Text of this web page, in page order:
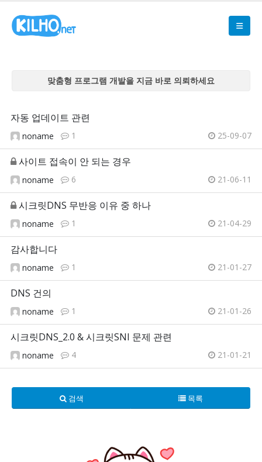
맞춤형 프로그램 개발을 지금 바로 의뢰하세요
맞춤형 프로그램 개발을 지금 바로 의뢰하세요
맞춤형 프로그램 개발을 지금 바로 의뢰하세요
자동 업데이트 관련
noname 1 25-09-07
사이트 접속이 안 되는 경우
noname 6 21-06-11
시크릿DNS 무반응 이유 중 하나
noname 1 21-04-29
감사합니다
noname 1 21-01-27
DNS 건의
noname 1 21-01-26
시크릿DNS_2.0 & 시크릿SNI 문제 관련
noname 4 21-01-21
검색 목록